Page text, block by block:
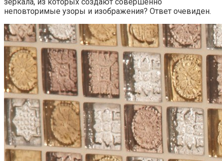
неповторимые узоры и изображения? Ответ очевиден.